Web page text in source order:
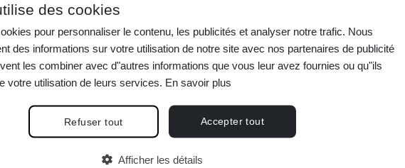
120,00 CHF
les disponibilités ENGLISH
FRANÇAIS
des cookies
pour personnaliser le contenu, les publicités et analyser notre trafic. Nous
des informations sur votre utilisation de notre site avec nos partenaires de publicité
les combiner avec d"autres informations que vous leur avez fournies ou qu"ils
votre utilisation de leurs services. En savoir plus
Accepter tout
Refuser tout
Afficher les détails